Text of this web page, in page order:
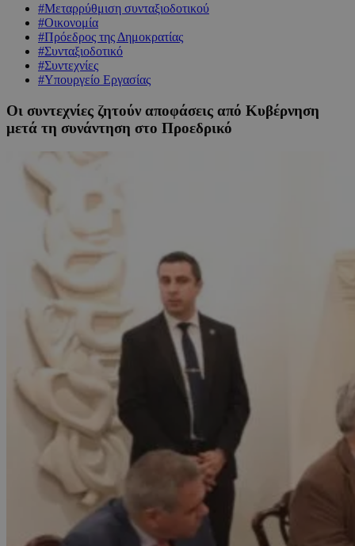
#Μεταρρύθμιση συνταξιοδοτικού
#Οικονομία
#Πρόεδρος της Δημοκρατίας
#Συνταξιοδοτικό
#Συντεχνίες
#Υπουργείο Εργασίας
Οι συντεχνίες ζητούν αποφάσεις από Κυβέρνηση
μετά τη συνάντηση στο Προεδρικό